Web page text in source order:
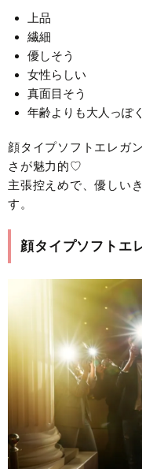
上品
繊細
優しそう
女性らしい
真面目そう
年齢よりも大人っぽ
顔タイプソフトエレガ
さが魅力的♡
主張控えめで、優しい
す。
顔タイプソフトエ